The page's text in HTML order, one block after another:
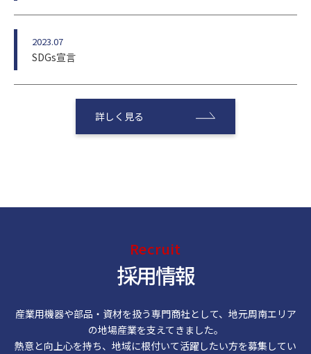
2023.07
SDGs宣言
詳しく見る
Recruit
採用情報
産業用機器や部品・資材を扱う専門商社として、地元周南エリア
の地場産業を支えてきました。
熱意と向上心を持ち、地域に根付いて活躍したい方を募集してい